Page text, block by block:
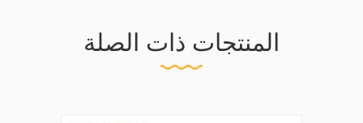
المنتجات ذات الصلة